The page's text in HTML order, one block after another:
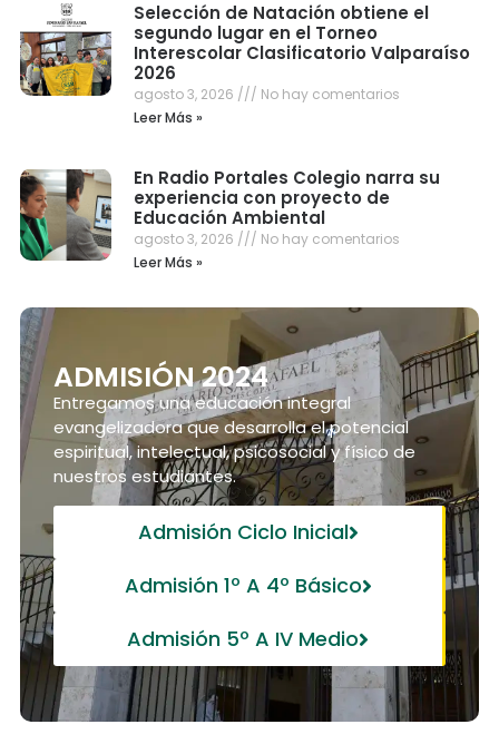
Selección de Natación obtiene el
segundo lugar en el Torneo
Interescolar Clasificatorio Valparaíso
2026
agosto 3, 2026
No hay comentarios
Leer Más »
En Radio Portales Colegio narra su
experiencia con proyecto de
Educación Ambiental
agosto 3, 2026
No hay comentarios
Leer Más »
ADMISIÓN 2024
Entregamos una educación integral
evangelizadora que desarrolla el potencial
espiritual, intelectual, psicosocial y físico de
nuestros estudiantes.
Admisión Ciclo Inicial
Admisión 1º A 4º Básico
Admisión 5º A IV Medio